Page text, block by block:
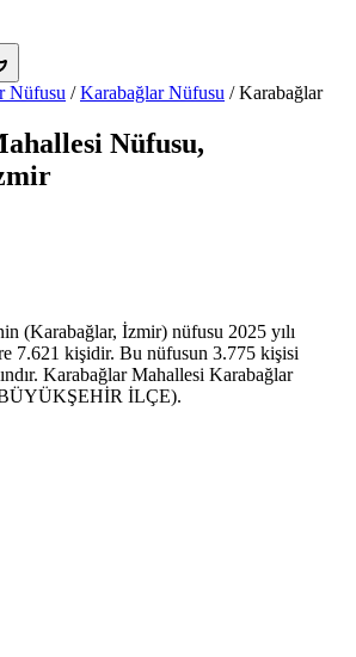
Nüfusu / KarabağlarNüfusu /Karabağlar
Nüfusu,
(Karabağlar, İzmir) nüfusu 2025 yılı
7.621 kişidir. Bu nüfusun 3.775 kişisi
Karabağlar Mahallesi Karabağlar
İLÇE).